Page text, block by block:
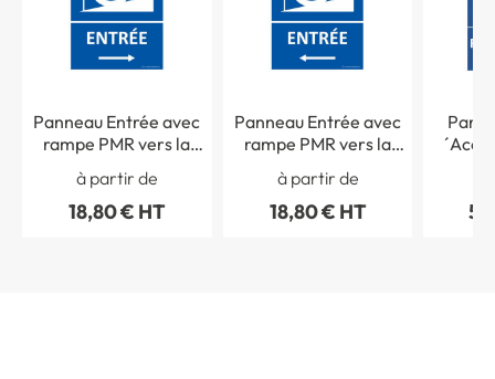
Panneau Entrée avec
rampe PMR vers la
à partir de
18,80 € HT
Panneau Entrée avec
rampe PMR vers la
à partir de
18,80 € HT